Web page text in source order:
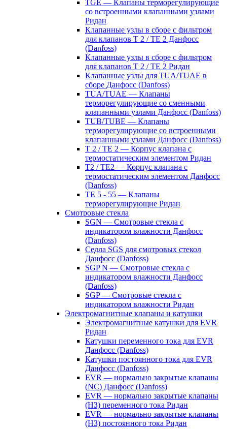
TGE — Клапаны терморегулирующие
со встроенными клапанными узлами
Ридан
Клапанные узлы в сборе с фильтром
для клапанов T 2 / TE 2 Данфосс
(Danfoss)
Клапанные узлы в сборе с фильтром
для клапанов T 2 / TE 2 Ридан
Клапанные узлы для TUA/TUAE в
сборе Данфосс (Danfoss)
TUA/TUAE — Клапаны
терморегулирующие со сменными
клапанными узлами Данфосс (Danfoss)
TUB/TUBE — Клапаны
терморегулирующие со встроенными
клапанными узлами Данфосс (Danfoss)
T 2 / TE 2 — Корпус клапана с
термостатическим элементом Ридан
T2 / TE2 — Корпус клапана с
термостатическим элементом Данфосс
(Danfoss)
TE 5 - 55 — Клапаны
терморегулирующие Ридан
Смотровые стекла
SGN — Смотровые стекла с
индикатором влажности Данфосс
(Danfoss)
Седла SGS для смотровых стекол
Данфосс (Danfoss)
SGP N — Смотровые стекла с
индикатором влажности Данфосс
(Danfoss)
SGP — Смотровые стекла с
индикатором влажности Ридан
Электромагнитные клапаны и катушки
Электромагнитные катушки для EVR
Ридан
Катушки переменного тока для EVR
Данфосс (Danfoss)
Катушки постоянного тока для EVR
Данфосс (Danfoss)
EVR — нормально закрытые клапаны
(NC) Данфосс (Danfoss)
EVR — нормально закрытые клапаны
(НЗ) переменного тока Ридан
EVR — нормально закрытые клапаны
(НЗ) постоянного тока Ридан